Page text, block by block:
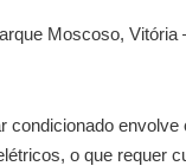
Moscoso, Vitória
condicionado
o que requer